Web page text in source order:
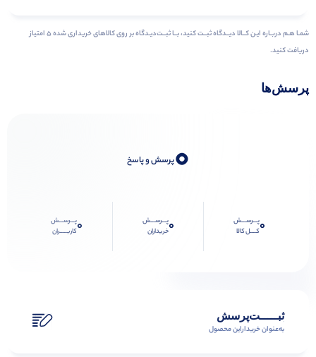
شمـا هـم دربـاره ایـن کــالا دیــدگاه ثبــت کنید، بــا ثبــت‌دیـدگاه بر روی کالاهای خریداری شده ۵ امتیاز
دریافت کنید.
پرسش‌ها
0پرسش و پاسخ
0پـــرســـش
کــــل کالا
0پـــرســـش
خریداران
0پـــرســـش
کاربـــــران
ثبـــــت‌پرسش
به‌عنوان ‌خریدار‌این‌ محصول